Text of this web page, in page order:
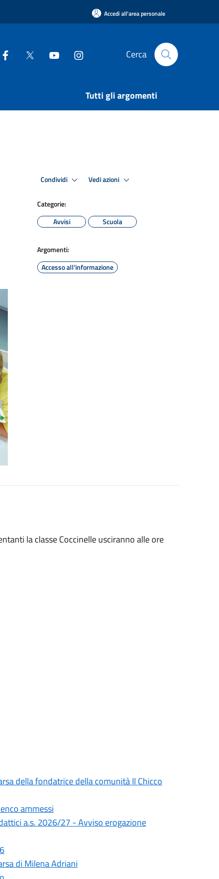
Accedi all'area personale
Cerca
Tutti gli argomenti
Condividi Vedi azioni
Categorie:
Avvisi
Scuola
Argomenti:
Accesso all'informazione
la classe Coccinelle usciranno alle ore
della fondatrice della comunità Il Chicco
ammessi
a.s. 2026/27 - Avviso erogazione
di Milena Adriani